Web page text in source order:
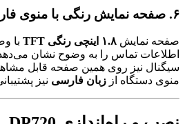
۶. صفحه نمایش رنگی با منوی فارسی
صفحه نمایش ۱.۸ اینچی رنگی TFT
اطلاعات تماس را به وضوح نشان
سیگنال نیز روی همین صفحه قابل
منوی دستگاه از زبان فارسی نیز